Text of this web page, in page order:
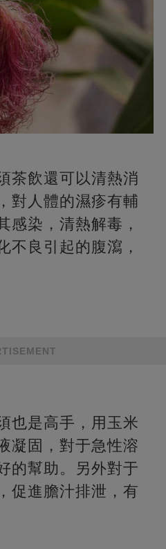
茶飲還可以清熱消
對人體的濕疹有輔
感染，清熱解毒，
不良引起的腹瀉，
也是高手，用玉米
凝固，對于急性溶
的幫助。另外對于
促進膽汁排泄，有